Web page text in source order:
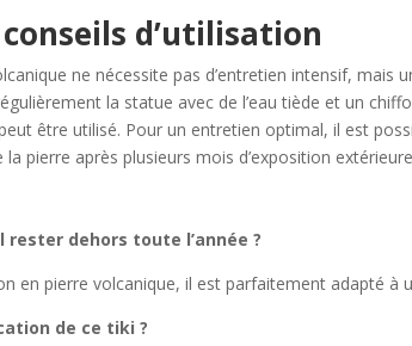
d’utilisation
ne nécessite pas d’entretien intensif,
la statue avec de l’eau tiède et un
être utilisé. Pour un entretien optimal, il est
la pierre après plusieurs mois d’exposition
dehors toute l’année ?
en pierre volcanique, il est parfaitement adapté à
de ce tiki ?